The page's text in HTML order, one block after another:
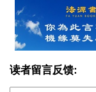
读者留言反馈: